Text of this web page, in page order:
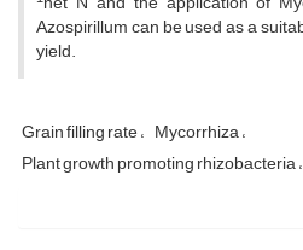
Azospirillum can be used as a
yield.
Grain filling rate Mycorrhiza
Plant growth promoting rhizobacteria